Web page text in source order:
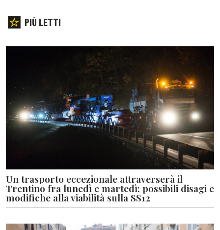
PIÙ LETTI
Un trasporto eccezionale attraverserà il
Trentino fra lunedì e martedì: possibili disagi e
modifiche alla viabilità sulla SS12